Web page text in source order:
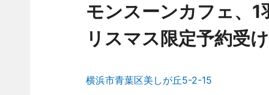
モンスーンカフェ、
リスマス限定予約受
横浜市青葉区美しが丘5-2-15